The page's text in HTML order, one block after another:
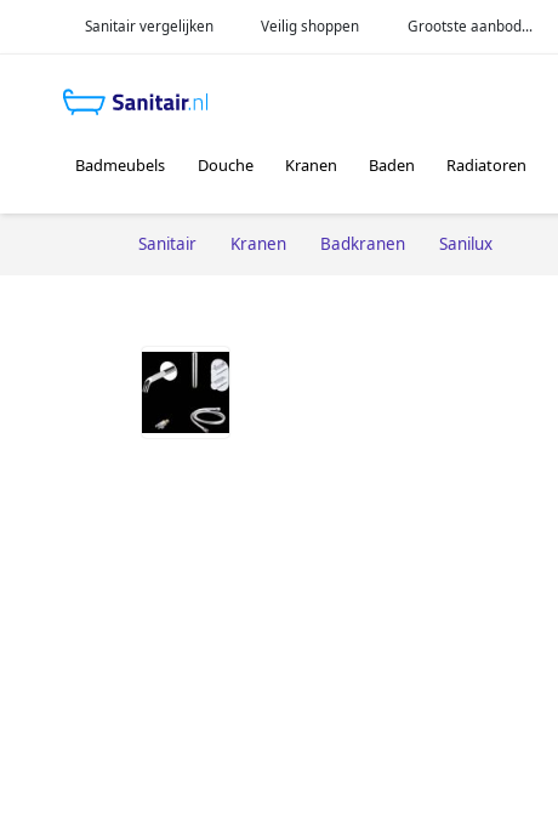
Sanitair vergelijken Veilig shoppen Grootste aanbod...
Badmeubels Douche Kranen Baden Radiatoren
Sanitair Kranen Badkranen Sanilux